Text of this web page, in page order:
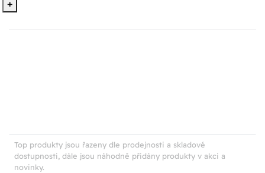
+
Top produkty jsou řazeny dle prodejnosti a skladové
dostupnosti, dále jsou náhodně přidány produkty v akci a
novinky.